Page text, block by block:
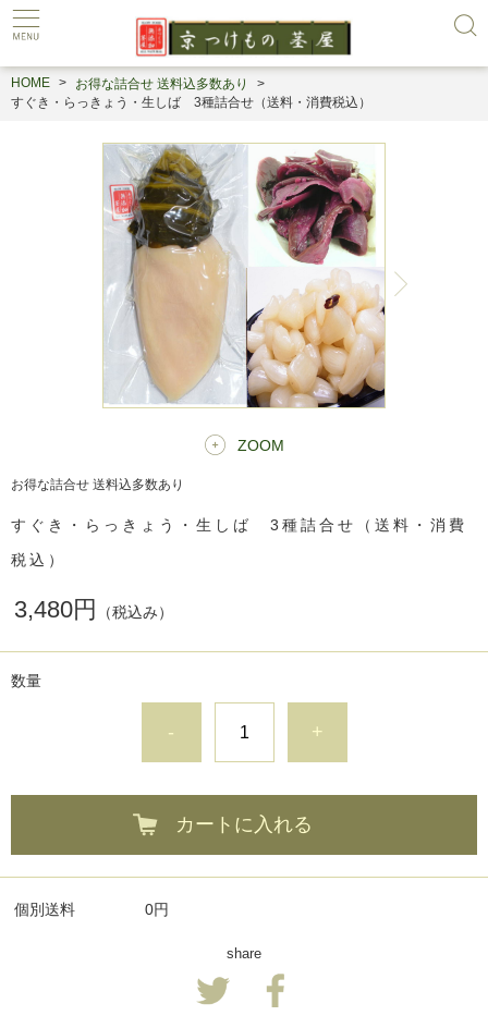
HOME
お得な詰合せ 送料込多数あり
すぐき・らっきょう・生しば 3種詰合せ（送料・消費税込）
ZOOM
お得な詰合せ 送料込多数あり
すぐき・らっきょう・生しば 3種詰合せ（送料・消費
税込）
3,480円 （税込み）
数量
- +
カートに入れる
個別送料 0円
share